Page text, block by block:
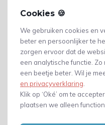
Cookies 🍪
We gebruiken cookies en
beter en persoonlijker te
zorgen ervoor dat de
een analytische functie.
een beetje beter. Wil je
en privacyverklaring
Klik op ‘Oké’ om te
plaatsen we alleen
of blootgesteld worden
verpakkingsmateriaal.
Permanent markers zijn
vanwege hun
maken van
schetsen op canvas of
verschillende kleuren die